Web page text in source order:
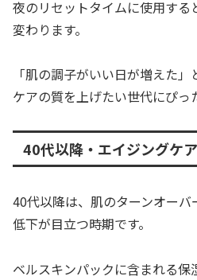
夜のリセットタイムに使用する
変わります。
「肌の調子がいい日が増えた
ケアの質を上げたい世代にぴっ
40代以降・エイジングケ
40代以降は、肌のターンオー
低下が目立つ時期です。
ベルスキンパックに含まれる保